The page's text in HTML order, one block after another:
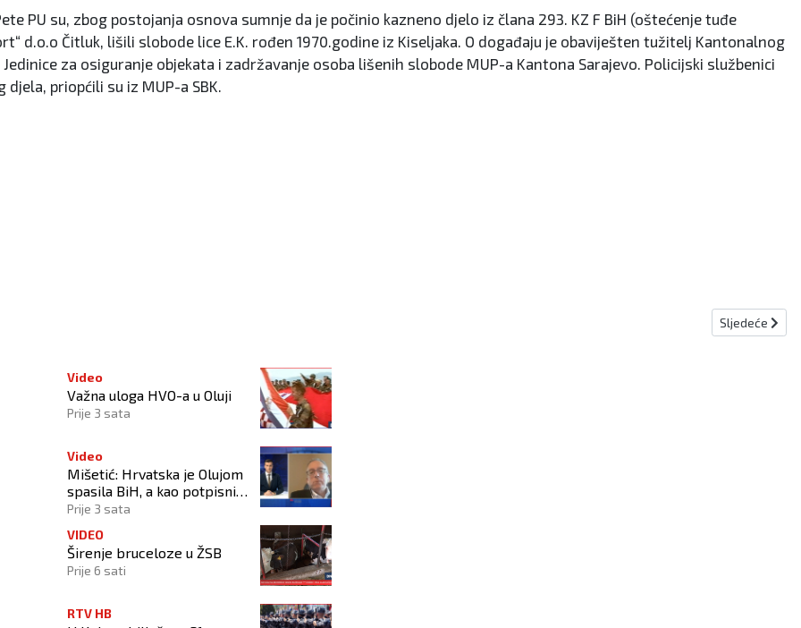
PU su, zbog postojanja osnova sumnje da je počinio kazneno djelo iz člana 293. KZ F BiH (oštećenje tuđe
d.o.o Čitluk, lišili slobode lice E.K. rođen 1970.godine iz Kiseljaka. O događaju je obaviješten tužitelj Kantonalnog
za osiguranje objekata i zadržavanje osoba lišenih slobode MUP-a Kantona Sarajevo. Policijski službenici
priopćili su iz MUP-a SBK.
Sljedeći
Sljedeće
Video
Važna uloga HVO-a u Oluji
Prije 3 sata
Video
Mišetić: Hrvatska je Olujom
spasila BiH, a kao potpisnica
Daytona ima puno pravo
Prije 3 sata
VIDEO
Širenje bruceloze u ŽSB
Prije 6 sati
RTV HB